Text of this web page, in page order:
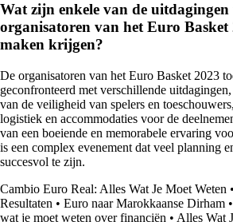
Wat zijn enkele van de uitdagingen
organisatoren van het Euro Basket
maken krijgen?
De organisatoren van het Euro Basket 2023
geconfronteerd met verschillende
van de veiligheid van spelers en
logistiek en accommodaties voor de
van een boeiende en memorabele ervaring
is een complex evenement dat veel planning
succesvol te zijn.
Cambio Euro Real: Alles Wat Je Moet Weten •
Resultaten • Euro naar Marokkaanse Dirham •
wat je moet weten over financiën • Alles Wat